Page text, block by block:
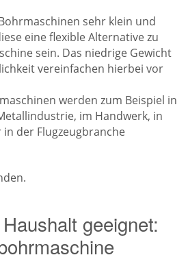
sehr klein und
eine flexible Alternative zu
sein. Das niedrige Gewicht
vereinfachen hierbei vor
werden zum Beispiel in
im Handwerk, in
der Flugzeugbranche
geeignet: